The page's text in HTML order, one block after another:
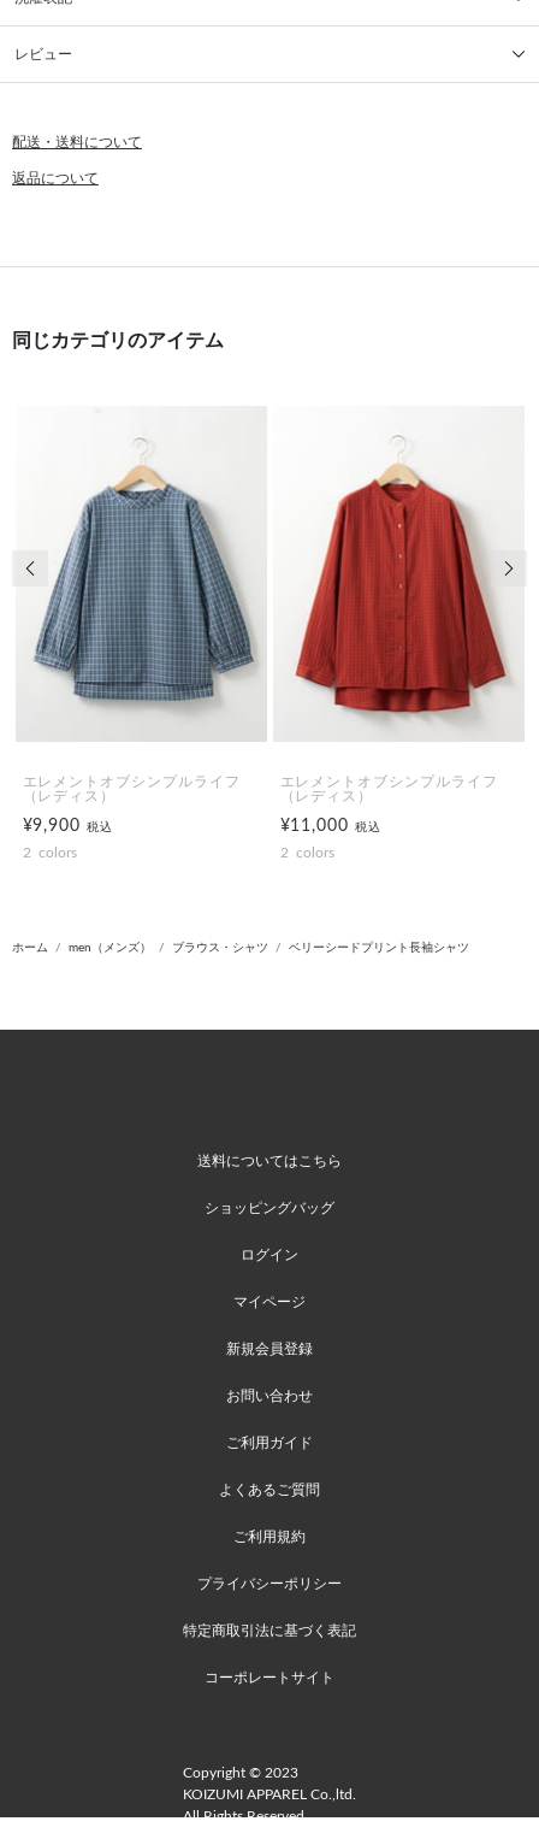
レビュー
配送・送料について
返品について
同じカテゴリのアイテム
エレメントオブシンプルライフ
（レディス）
¥9,900税込
2 colors
エレメントオブシンプルライフ
（レディス）
¥11,000税込
2 colors
前の画像
ホーム men（メンズ） ブラウス・シャツ ベリーシードプリント長袖シャツ
送料についてはこちら
ショッピングバッグ
ログイン
マイページ
新規会員登録
お問い合わせ
ご利用ガイド
よくあるご質問
ご利用規約
プライバシーポリシー
特定商取引法に基づく表記
コーポレートサイト
Copyright © 2023
KOIZUMI APPAREL Co.,ltd.
All Rights Reserved.